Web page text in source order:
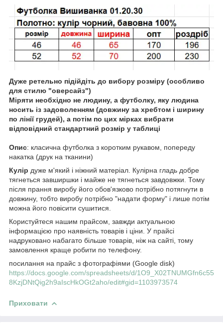
Дуже ретельно підійдіть до вибору розміру (особливо
для стилю "оверсайз")
Міряти необхідно не людину, а футболку, яку людина
носить із задоволенням (довжину за хребтом і ширину
по лінії грудей), а потім по цих мірках вибрати
відповідний стандартний розмір у таблиці
Опис: класична футболка з коротким рукавом, попереду
накатка (друк на тканини)
Кулір дуже м'який і ніжний матеріал. Кулірна гладь добре
тягнеться завширшки і майже не тягнеться завдовжки. Тому
після прання виробу його обов'язково потрібно потягнути в
довжину, тобто виробу потрібно "надати форму" і лише потім
можна його повісити сушитися.
Користуйтеся нашим прайсом, завжди актуальною
інформацією про наявність товарів і ціни. У прайсі
надруковано набагато більше товарів, ніж на сайті, тому
замовлення краще робити по телефону.
посилання на прайс з фотографіями (Google disk)
https://docs.google.com/spreadsheets/d/1O9_X02TNUMGfn6c55
8KzjDNtQig2h9aIscHkOGt2aho/edit#gid=1103973574
Приховати